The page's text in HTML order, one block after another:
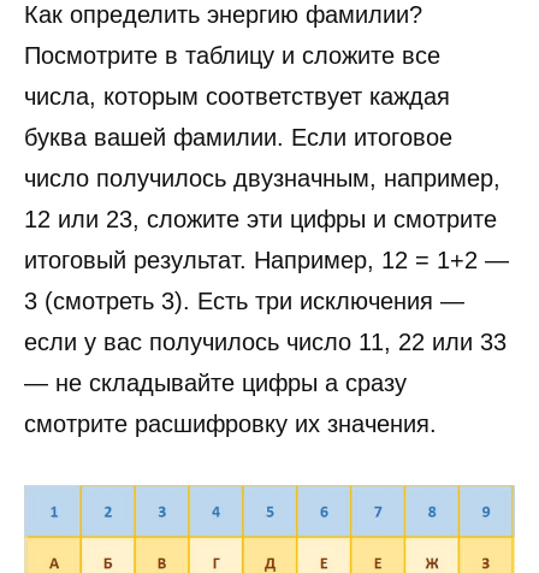
Как определить энергию фамилии?
Посмотрите в таблицу и сложите все
числа, которым соответствует каждая
буква вашей фамилии. Если итоговое
число получилось двузначным, например,
12 или 23, сложите эти цифры и смотрите
итоговый результат. Например, 12 = 1+2 —
3 (смотреть 3). Есть три исключения —
если у вас получилось число 11, 22 или 33
— не складывайте цифры а сразу
смотрите расшифровку их значения.